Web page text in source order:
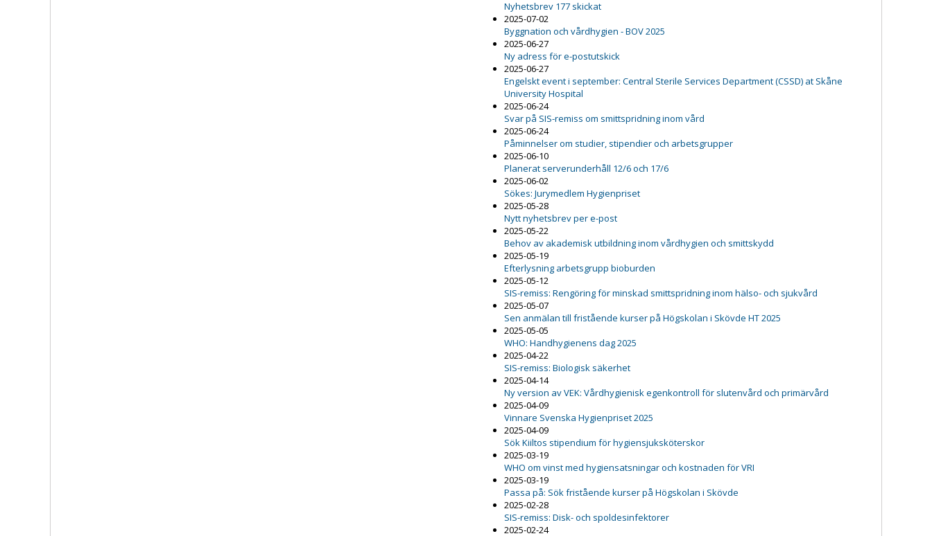
Nyhetsbrev 177 skickat
2025-07-02
Byggnation och vårdhygien - BOV 2025
2025-06-27
Ny adress för e-postutskick
2025-06-27
Engelskt event i september: Central Sterile Services Department (CSSD) at Skåne
University Hospital
2025-06-24
Svar på SIS-remiss om smittspridning inom vård
2025-06-24
Påminnelser om studier, stipendier och arbetsgrupper
2025-06-10
Planerat serverunderhåll 12/6 och 17/6
2025-06-02
Sökes: Jurymedlem Hygienpriset
2025-05-28
Nytt nyhetsbrev per e-post
2025-05-22
Behov av akademisk utbildning inom vårdhygien och smittskydd
2025-05-19
Efterlysning arbetsgrupp bioburden
2025-05-12
SIS-remiss: Rengöring för minskad smittspridning inom hälso- och sjukvård
2025-05-07
Sen anmälan till fristående kurser på Högskolan i Skövde HT 2025
2025-05-05
WHO: Handhygienens dag 2025
2025-04-22
SIS-remiss: Biologisk säkerhet
2025-04-14
Ny version av VEK: Vårdhygienisk egenkontroll för slutenvård och primärvård
2025-04-09
Vinnare Svenska Hygienpriset 2025
2025-04-09
Sök Kiiltos stipendium för hygiensjuksköterskor
2025-03-19
WHO om vinst med hygiensatsningar och kostnaden för VRI
2025-03-19
Passa på: Sök fristående kurser på Högskolan i Skövde
2025-02-28
SIS-remiss: Disk- och spoldesinfektorer
2025-02-24